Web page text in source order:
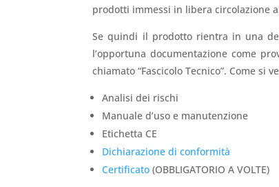
prodotti immessi in libera circolazione
Se quindi il prodotto rientra in una
l’opportuna documentazione come
chiamato “Fascicolo Tecnico”. Come si
Analisi dei rischi
Manuale d’uso e manutenzione
Etichetta CE
Dichiarazione di conformità
Certificato (OBBLIGATORIO A VOLTE)